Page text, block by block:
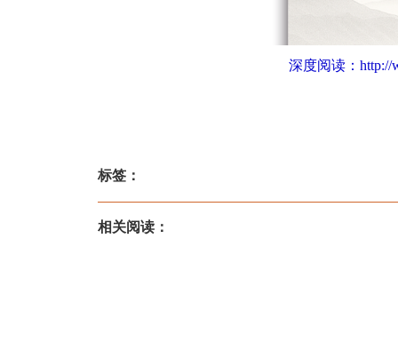
深度阅读： http://
标签：
相关阅读：